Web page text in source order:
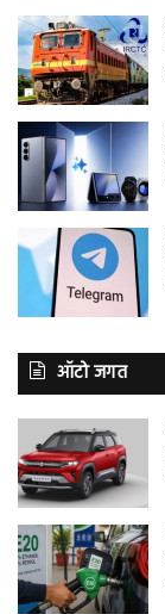
ऑटो जगत